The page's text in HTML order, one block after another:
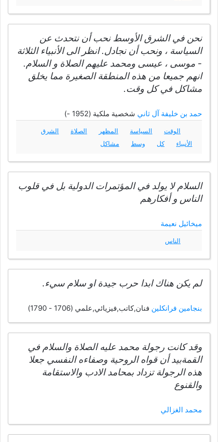
نحن في الشرق الأوسط نحب أن نتحدث عن
السياسة ، ونحب أن نجادل. انظر الى الأنبياء الثلاثة
- موسى ، عيسى ومحمد عليهم الصلاة و السلام.
انهم جميعا من هذه المنطقة الصغيرة مما يخلق
مشاكل في كل وقت.
حمد بن خليفة آل ثاني شخصية ملكية (1952 -)
الوقت السياسة المظهر الصلاة
الشرق
الأنبياء
كل وسط مشاكل
السلام لا يولد في المؤتمرات الدولية بل في قلوب
الناس و أفكارهم
ميخائيل نعيمة
الناس
لم يكن هناك ابدا حرب جيدة او سلام سيء.
بنجامين فرانكلين فنان,كاتب,فيزيائي,علمي (1706 - 1790)
وقد كانت رجولة محمد عليه الصلاة والسلام في
القمةبيد أن قواه الروحية وصفاءه النفسي جعلا
هذه الرجولة تزداد بمحامد الادب والاستقامة
والقنوع
محمد الغزالي